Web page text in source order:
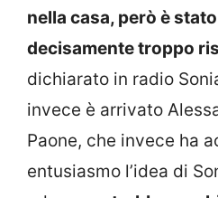
nella casa, però è
decisamente troppo
dichiarato in radio
invece è arrivato
Paone, che invece ha
entusiasmo l’idea di